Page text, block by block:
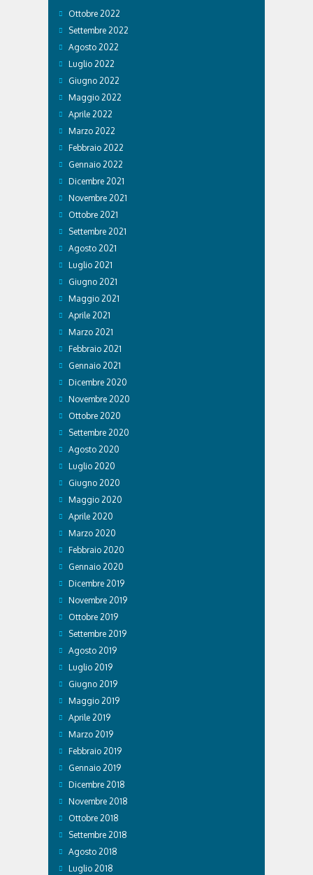
Ottobre 2022
Settembre 2022
Agosto 2022
Luglio 2022
Giugno 2022
Maggio 2022
Aprile 2022
Marzo 2022
Febbraio 2022
Gennaio 2022
Dicembre 2021
Novembre 2021
Ottobre 2021
Settembre 2021
Agosto 2021
Luglio 2021
Giugno 2021
Maggio 2021
Aprile 2021
Marzo 2021
Febbraio 2021
Gennaio 2021
Dicembre 2020
Novembre 2020
Ottobre 2020
Settembre 2020
Agosto 2020
Luglio 2020
Giugno 2020
Maggio 2020
Aprile 2020
Marzo 2020
Febbraio 2020
Gennaio 2020
Dicembre 2019
Novembre 2019
Ottobre 2019
Settembre 2019
Agosto 2019
Luglio 2019
Giugno 2019
Maggio 2019
Aprile 2019
Marzo 2019
Febbraio 2019
Gennaio 2019
Dicembre 2018
Novembre 2018
Ottobre 2018
Settembre 2018
Agosto 2018
Luglio 2018